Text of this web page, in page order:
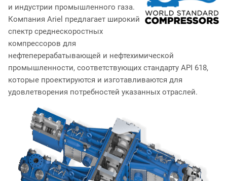
и индустрии промышленного газа.
Компания Ariel предлагает широкий
спектр среднескоростных
компрессоров для
нефтеперерабатывающей и нефтехимической
промышленности, соответствующих стандарту API 618,
которые проектируются и изготавливаются для
удовлетворения потребностей указанных отраслей.